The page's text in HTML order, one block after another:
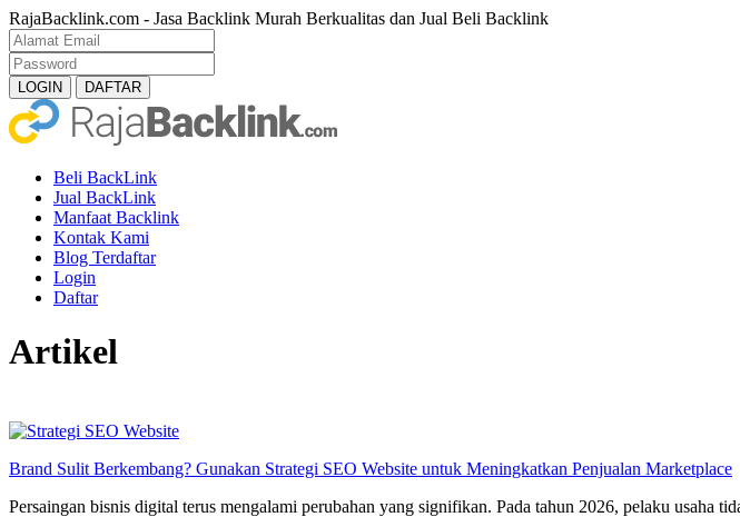
RajaBacklink.com - Jasa Backlink Murah Berkualitas dan Jual Beli Backlink
Beli BackLink
Jual BackLink
Manfaat Backlink
Kontak Kami
Blog Terdaftar
Login
Daftar
Artikel
Brand Sulit Berkembang? Gunakan Strategi SEO Website untuk Meningkatkan Penjualan Marketplace
Persaingan bisnis digital terus mengalami perubahan yang signifikan. Pada tahun 2026, pelaku usaha